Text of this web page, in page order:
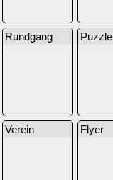
Rundgang Puzzle
Verein Flyer